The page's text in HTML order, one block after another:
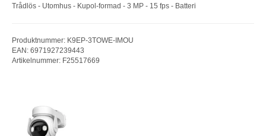
Trådlös - Utomhus - Kupol-formad - 3 MP - 15 fps - Batteri
Produktnummer: K9EP-3TOWE-IMOU
EAN: 6971927239443
Artikelnummer: F25517669